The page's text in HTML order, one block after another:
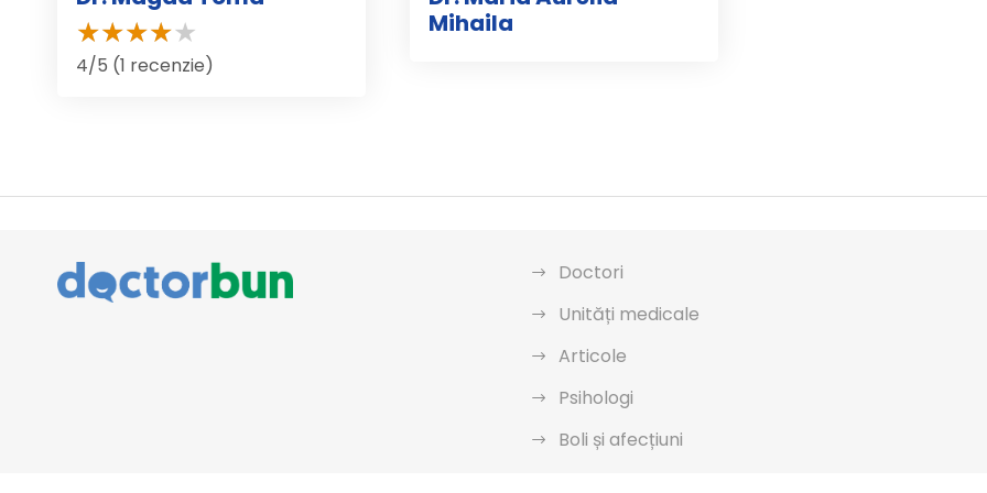
4/5 (1 recenzie)
Mihaila
Doctori
Unități medicale
Articole
Psihologi
Boli și afecțiuni